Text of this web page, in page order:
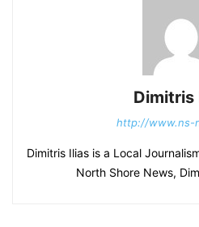
Dimitris
http://www.ns-
Dimitris Ilias is a Local
North Shore News,